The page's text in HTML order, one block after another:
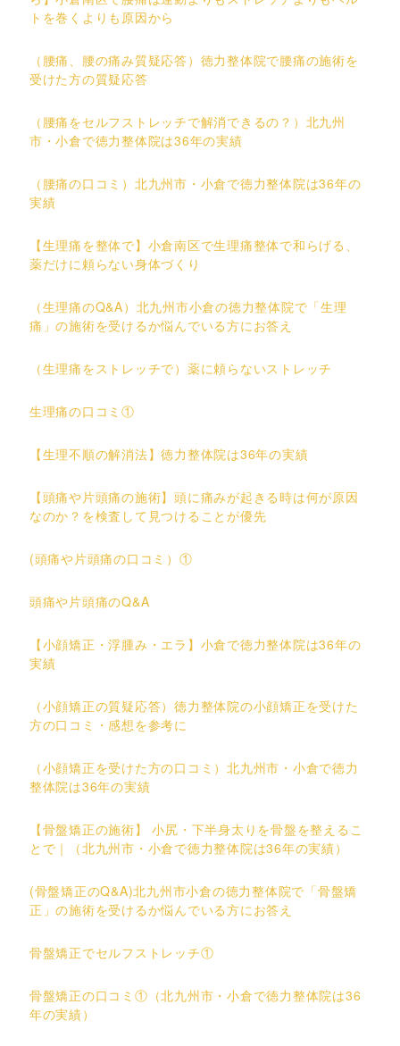
トを巻くよりも原因から
（腰痛、腰の痛み質疑応答）徳力整体院で腰痛の施術を
受けた方の質疑応答
（腰痛をセルフストレッチで解消できるの？）北九州
市・小倉で徳力整体院は36年の実績
（腰痛の口コミ）北九州市・小倉で徳力整体院は36年の
実績
【生理痛を整体で】小倉南区で生理痛整体で和らげる、
薬だけに頼らない身体づくり
（生理痛のQ&A）北九州市小倉の徳力整体院で「生理
痛」の施術を受けるか悩んでいる方にお答え
（生理痛をストレッチで）薬に頼らないストレッチ
生理痛の口コミ①
【生理不順の解消法】徳力整体院は36年の実績
【頭痛や片頭痛の施術】頭に痛みが起きる時は何が原因
なのか？を検査して見つけることが優先
(頭痛や片頭痛の口コミ）①
頭痛や片頭痛のQ&A
【小顔矯正・浮腫み・エラ】小倉で徳力整体院は36年の
実績
（小顔矯正の質疑応答）徳力整体院の小顔矯正を受けた
方の口コミ・感想を参考に
（小顔矯正を受けた方の口コミ）北九州市・小倉で徳力
整体院は36年の実績
【骨盤矯正の施術】 小尻・下半身太りを骨盤を整えるこ
とで｜（北九州市・小倉で徳力整体院は36年の実績）
(骨盤矯正のQ&A)北九州市小倉の徳力整体院で「骨盤矯
正」の施術を受けるか悩んでいる方にお答え
骨盤矯正でセルフストレッチ①
骨盤矯正の口コミ①（北九州市・小倉で徳力整体院は36
年の実績）